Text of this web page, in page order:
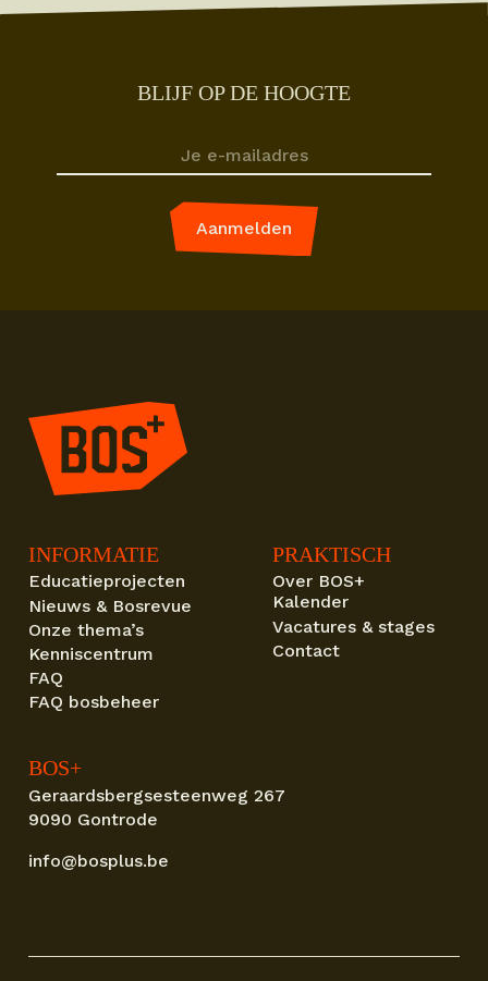
BLIJF OP DE HOOGTE
INFORMATIE
Educatieprojecten
Nieuws & Bosrevue
Onze thema’s
Kenniscentrum
FAQ
FAQ bosbeheer
PRAKTISCH
Over BOS+
Kalender
Vacatures & stages
Contact
BOS+
Geraardsbergsesteenweg 267
9090 Gontrode
info@bosplus.be